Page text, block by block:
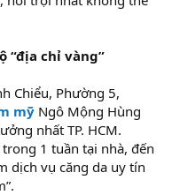
“địa chỉ vàng”
Chiểu, Phường 5,
mỹ Ngô Mộng Hùng
nhất TP. HCM.
1 tuần tại nhà, đến
dịch vụ căng da uy tín